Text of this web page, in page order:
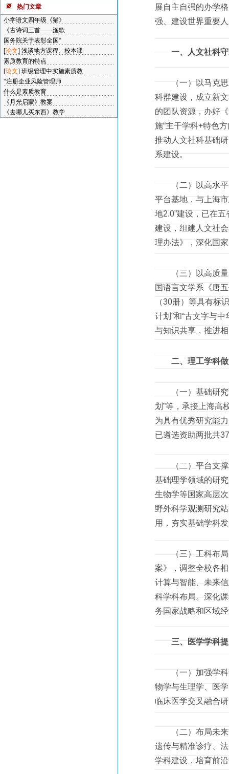
热门文章
小学语文四年级《猫》
《古诗词三首——渔歌
国务院关于表彰全国“
[论文] 浅谈地方课程、校本课
素质教育的特点
[论文] 班级管理中实施素质教
“注册企业风险管理师
什么是素质教育
《月光启蒙》教案
《去哪儿买东西》教学
展自主自强的办学
强、建设世界重要
一、人文社科
（一）以马克思
科群建设，成立新
的团队资源，办好
施“主干学科+特色
推动人文社科基础
系建设。
（二）以高水平
平台基地，与上海
地2.0”建设，已在
建设，组建人文社
理办法》，深化国
（三）以高质量
国语言文学系《唐
（30册）等具有标
计划”和“古文字与
与知识共享，推进
二、理工学科
（一）基础研究蓄
划”等，承接上海高
为具有优秀研究能
已遴选资助两批共
（二）平台支撑
基础理学领域的研
生物学等国家高层
野外科学观测研究
用，夯实基础学科
（三）工科布局
案》，调整全校各
计算与智能、未来
科学科布局。深化
务国家战略和区域
三、医学学科
（一）加强学科
物学与生理学、医
临床医学交叉融合
（二）布局未来
遗传与精准诊疗、
学科建设，培育前